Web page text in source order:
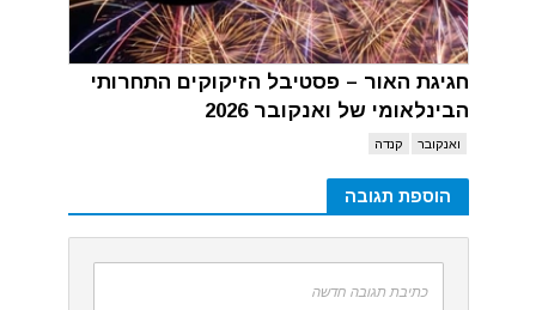
חגיגת האור – פסטיבל הזיקוקים התחרותי
הבינלאומי של ואנקובר 2026
ואנקובר קנדה
הוספת תגובה
כתיבת תגובה חדשה